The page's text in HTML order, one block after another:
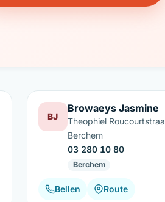
BJ
Browaeys Jasmine
Theophiel
Berchem
03 280 10 80
Berchem
Bellen Route